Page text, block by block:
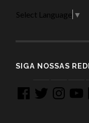
Select Language ▼
SIGA NOSSAS
FacebookTwitterInstagram